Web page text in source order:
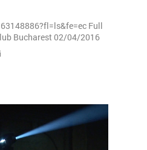
Full
Bucharest 02/04/2016